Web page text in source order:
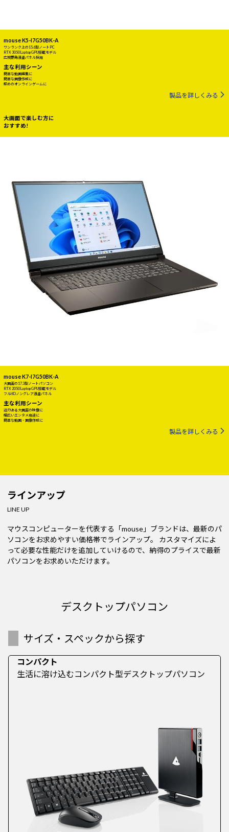
mouse K5-I7G50BK-A
ワンランク上の15.6型ノートPC
RTX 3050 Laptop GPU搭載モデル
広視野角液晶パネル採用
主な利用シーン
簡単な動画編集に
簡単な画像作成に
軽めのオンラインゲームに
製品を詳しくみる
大画面で楽しむ方に
おすすめ!
mouse K7-I7G50BK-A
大画面の17.3型ノートパソコン
RTX 2050 Laptop GPU搭載モデル
フルHDノングレア液晶パネル
主な利用シーン
迫力ある大画面の映像に
幅広いエンタメ用途に
簡単な動画・画像作成に
製品を詳しくみる
ラインアップ
LINE UP
マウスコンピューターを代表する「mouse」ブランドは、最新のパ
ソコンをお求めやすい価格帯でラインアップ。 カスタマイズによ
って必要な性能だけを追加していけるので、納得のプライスで最新
パソコンをお求めいただけます。
デスクトップパソコン
サイズ・スペックから探す
コンパクト
生活に溶け込むコンパクト型デスクトップパソコン